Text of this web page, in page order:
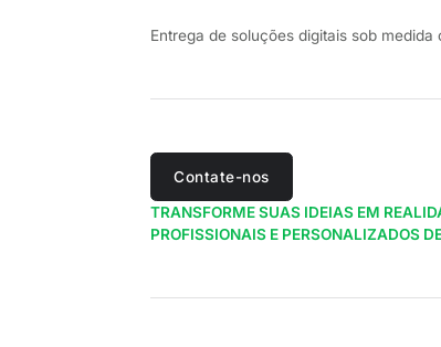
Entrega de soluções digitais sob
Contate-nos
TRANSFORME SUAS IDEIAS EM
PROFISSIONAIS E PERSONALIZADOS